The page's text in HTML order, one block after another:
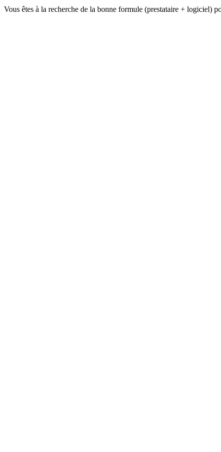
Vous êtes à la recherche de la bonne formule (prestataire + logiciel)